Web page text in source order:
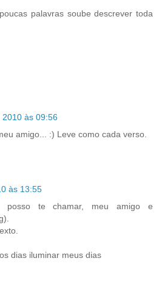
palavras soube descrever toda
às 09:56
amigo... :) Leve como cada verso.
às 13:55
posso te chamar, meu amigo e
dias iluminar meus dias